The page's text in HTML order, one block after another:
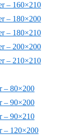
– 160×210
– 180×200
– 180×210
– 200×200
– 210×210
– 80×200
– 90×200
– 90×210
– 120×200